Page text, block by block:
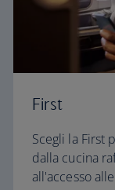
First
Scegli la First
dalla cucina
all'accesso